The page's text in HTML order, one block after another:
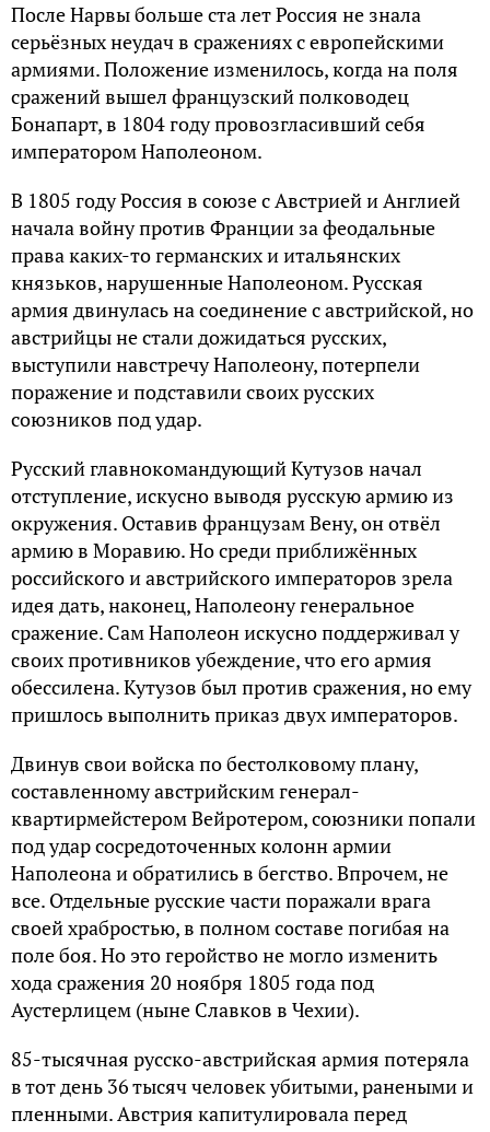
После Нарвы больше ста лет Россия не знала
серьёзных неудач в сражениях с европейскими
армиями. Положение изменилось, когда на поля
сражений вышел французский полководец
Бонапарт, в 1804 году провозгласивший себя
императором Наполеоном.
В 1805 году Россия в союзе с Австрией и Англией
начала войну против Франции за феодальные
права каких-то германских и итальянских
князьков, нарушенные Наполеоном. Русская
армия двинулась на соединение с австрийской, но
австрийцы не стали дожидаться русских,
выступили навстречу Наполеону, потерпели
поражение и подставили своих русских
союзников под удар.
Русский главнокомандующий Кутузов начал
отступление, искусно выводя русскую армию из
окружения. Оставив французам Вену, он отвёл
армию в Моравию. Но среди приближённых
российского и австрийского императоров зрела
идея дать, наконец, Наполеону генеральное
сражение. Сам Наполеон искусно поддерживал у
своих противников убеждение, что его армия
обессилена. Кутузов был против сражения, но ему
пришлось выполнить приказ двух императоров.
Двинув свои войска по бестолковому плану,
составленному австрийским генерал-
квартирмейстером Вейротером, союзники попали
под удар сосредоточенных колонн армии
Наполеона и обратились в бегство. Впрочем, не
все. Отдельные русские части поражали врага
своей храбростью, в полном составе погибая на
поле боя. Но это геройство не могло изменить
хода сражения 20 ноября 1805 года под
Аустерлицем (ныне Славков в Чехии).
85-тысячная русско-австрийская армия потеряла
в тот день 36 тысяч человек убитыми, ранеными и
пленными. Австрия капитулировала перед